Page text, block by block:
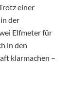
einer
der
Elfmeter für
in den
klarmachen –